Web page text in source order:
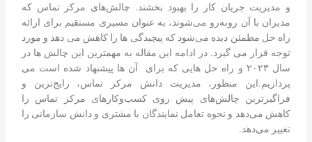
و مدیریت جریان کار را بهبود بخشند. چالش‌های مرکز تماس که
مدیران با آن روبه‌رو می‌شوند، به‌­ عنوان مسیری مستقیم برای ارائه
راه حل مطمئن دیده می‌شود که پیچیدگی ها را کاهش می دهد و مورد
توجه قرار می گیرد. در ادامه این مقاله به مهمترین این چالش ها در
سال ۲۰۲۳ و راه حل هایی که برای آن ها پیشنهاد شده است می
پردازیم.این منظور، مدیریت دانش مرکز تماس، رایج‌ترین و
فراگیرترین چالش‌های پیش روی کسب‌وکارهای مرکز تماس را
کاهش می‌دهد و نحوه تعامل نمایندگان با مشتری و دانش سازمانی را
تغییر می‌دهد.